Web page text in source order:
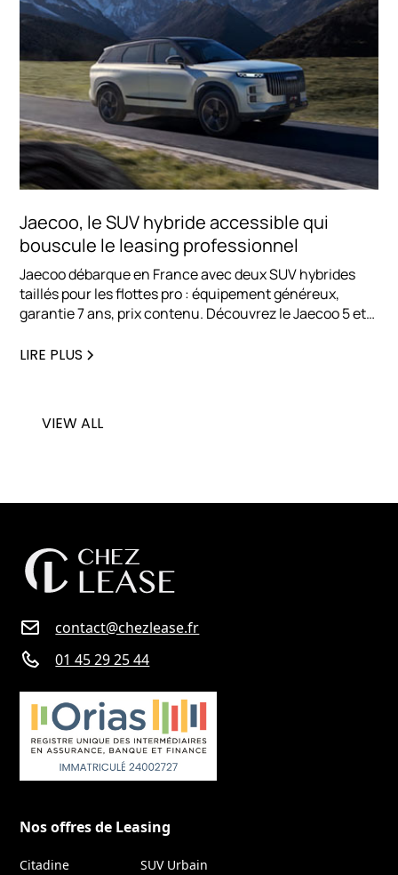
Jaecoo, le SUV hybride accessible qui
bouscule le leasing professionnel
Jaecoo débarque en France avec deux SUV hybrides
taillés pour les flottes pro : équipement généreux,
garantie 7 ans, prix contenu. Découvrez le Jaecoo 5 et
entreprises en LLD.
LIRE PLUS
VIEW ALL
contact@chezlease.fr
01 45 29 25 44
Nos offres de Leasing
Citadine
SUV Urbain